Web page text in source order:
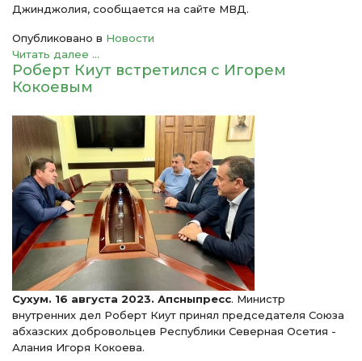
Джинджолия, сообщается на сайте МВД.
Опубликовано в Новости
Читать далее ...
Роберт Киут встретился с Игорем
Кокоевым
Сухум. 16 августа 2023. Апсныпресс. Министр
внутренних дел Роберт Киут принял председателя Союза
абхазских добровольцев Республики Северная Осетия -
Алания Игоря Кокоева.